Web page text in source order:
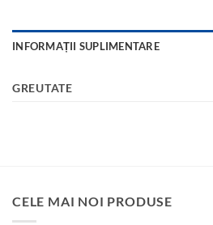
INFORMAȚII SUPLIMENTARE
GREUTATE
CELE MAI NOI PRODUSE